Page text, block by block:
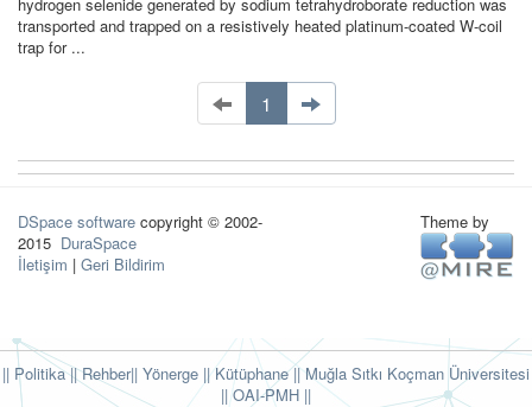
transported and trapped on a resistively heated platinum-coated W-coil
trap for ...
1
DSpace software copyright © 2002-
2015 DuraSpace
İletişim | Geri Bildirim
Theme by
|| Politika|| Rehber|| Yönerge || Kütüphane|| Muğla Sıtkı Koçman Üniversitesi
||OAI-PMH ||